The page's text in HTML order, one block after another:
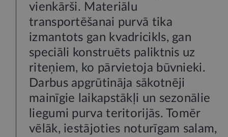
vienkārši. Materiālu
transportēšanai purvā tika
izmantots gan kvadricikls, gan
speciāli konstruēts paliktnis uz
riteņiem, ko pārvietoja būvnieki.
Darbus apgrūtināja sākotnēji
mainīgie laikapstākļi un sezonālie
liegumi purva teritorijās. Tomēr
vēlāk, iestājoties noturīgam salam,